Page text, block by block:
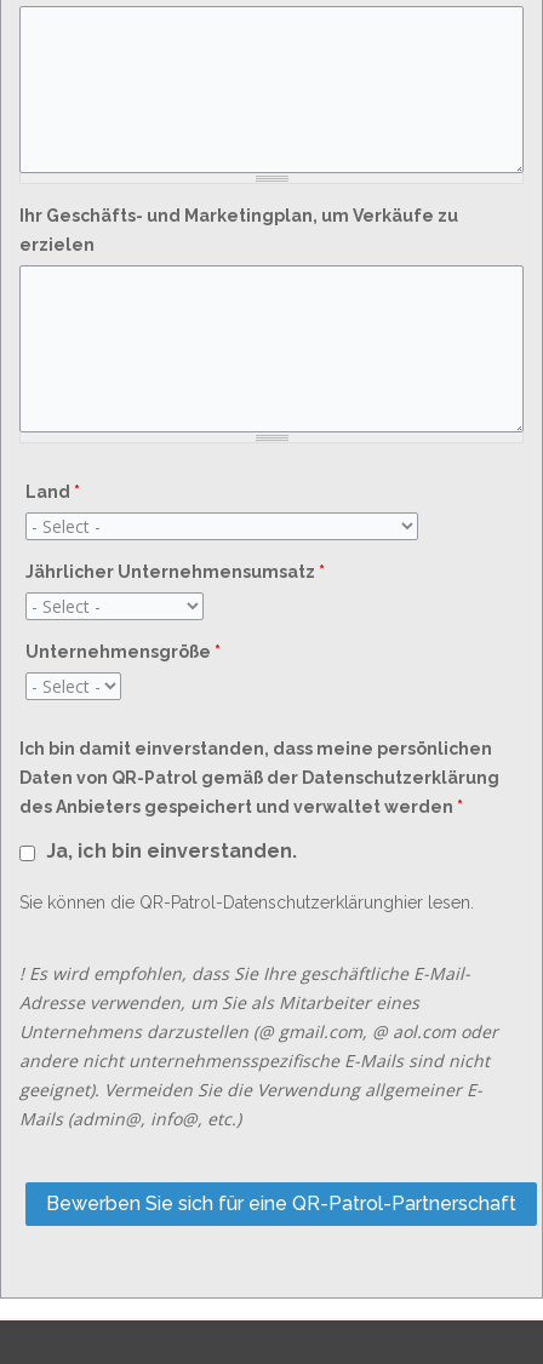
Ihr Geschäfts- und Marketingplan, um Verkäufe zu
erzielen
Land *
Jährlicher Unternehmensumsatz *
Unternehmensgröße *
Ich bin damit einverstanden, dass meine persönlichen
Daten von QR-Patrol gemäß der Datenschutzerklärung
des Anbieters gespeichert und verwaltet werden *
Ja, ich bin einverstanden.
Sie können die QR-Patrol-Datenschutzerklärunghier lesen.
! Es wird empfohlen, dass Sie Ihre geschäftliche E-Mail-
Adresse verwenden, um Sie als Mitarbeiter eines
Unternehmens darzustellen (@ gmail.com, @ aol.com oder
andere nicht unternehmensspezifische E-Mails sind nicht
geeignet). Vermeiden Sie die Verwendung allgemeiner E-
Mails (admin@, info@, etc.)